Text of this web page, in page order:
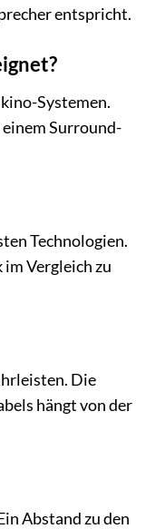
entspricht.
Systemen.
Surround-
Technologien.
Vergleich zu
Die
hängt von der
Abstand zu den